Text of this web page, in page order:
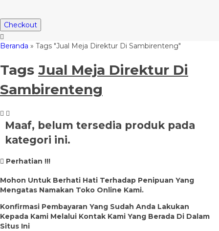
Checkout
Beranda » Tags "Jual Meja Direktur Di Sambirenteng"
Tags Jual Meja Direktur Di
Sambirenteng
Maaf, belum tersedia produk pada
kategori ini.
Perhatian !!!
Mohon Untuk Berhati Hati Terhadap Penipuan Yang
Mengatas Namakan Toko Online Kami.
Konfirmasi Pembayaran Yang Sudah Anda Lakukan
Kepada Kami Melalui Kontak Kami Yang Berada Di Dalam
Situs Ini